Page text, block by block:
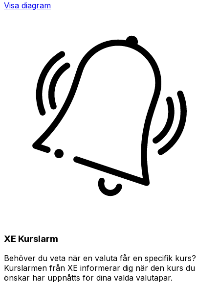
Visa diagram
XE Kurslarm
Behöver du veta när en valuta får en specifik kurs?
Kurslarmen från XE informerar dig när den kurs du
önskar har uppnåtts för dina valda valutapar.